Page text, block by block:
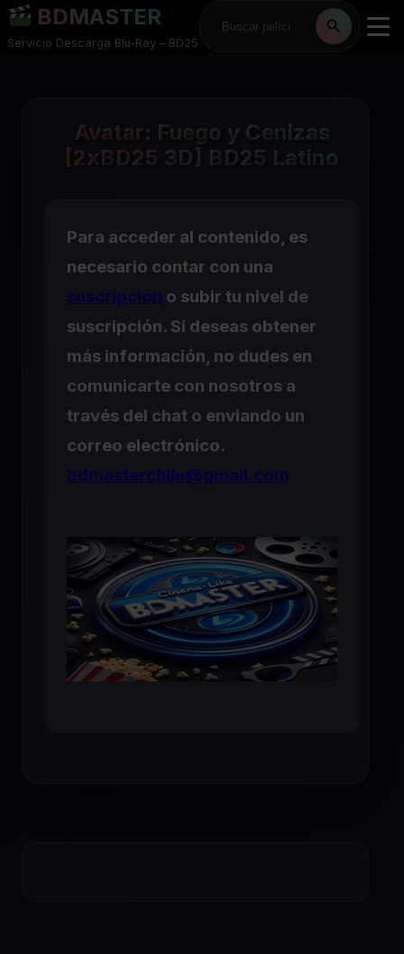
BDMASTER
Servicio Descarga Blu-Ray – BD25
Avatar: Fuego y Cenizas
[2xBD25 3D] BD25 Latino
Para acceder al contenido, es
necesario contar con una
suscripción o subir tu nivel de
suscripción. Si deseas obtener
más información, no dudes en
comunicarte con nosotros a
través del chat o enviando un
correo electrónico.
bdmasterchile@gmail.com